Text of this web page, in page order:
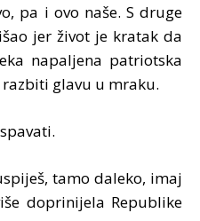
pa i ovo naše. S druge
jer život je kratak da
napaljena patriotska
glavu u mraku.
tamo daleko, imaj
doprinijela Republike